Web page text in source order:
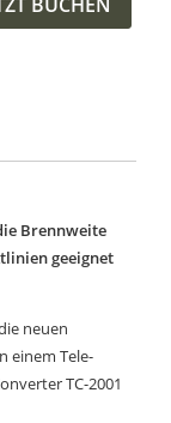
Brennweite
geeignet
neuen
einem Tele-
TC-2001